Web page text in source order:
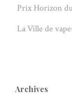
Prix Horizon
La Ville de
Archives